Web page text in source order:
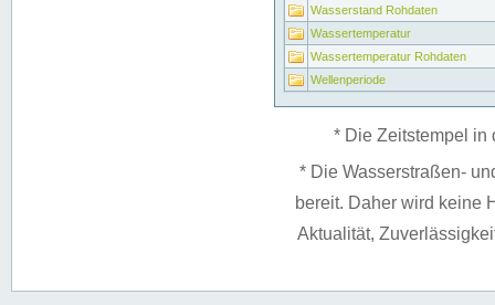
Wasserstand Rohdaten
Wassertemperatur
Wassertemperatur Rohdaten
Wellenperiode
* Die Zeitstempel in
* Die Wasserstraßen-
bereit. Daher wird keine
Aktualität,